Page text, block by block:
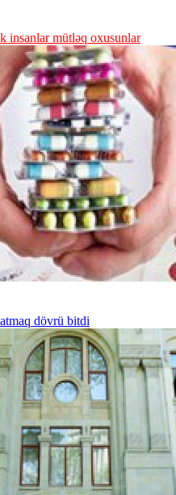
insanlar mütləq oxusunlar
dövrü bitdi